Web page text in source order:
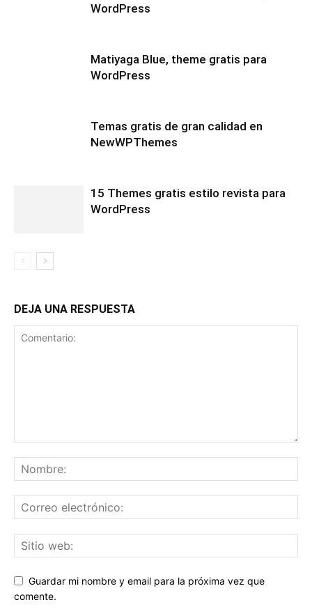
WordPress
Matiyaga Blue, theme gratis para
WordPress
Temas gratis de gran calidad en
NewWPThemes
15 Themes gratis estilo revista para
WordPress
DEJA UNA RESPUESTA
Guardar mi nombre y email para la próxima vez que
comente.